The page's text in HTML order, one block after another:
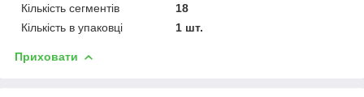
Кількість сегментів
18
Кількість в упаковці
1 шт.
Приховати